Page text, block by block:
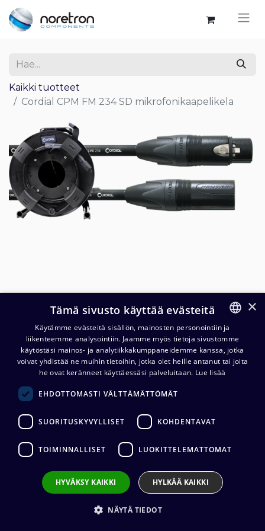
Kaikki tuotteet
Cordial CPM FM 234 SD mikrofonikaapelikela
Cordial CPM FM 234 SD
mikrofonikaapelikela
323,40
Liittimet
1 x XLR3 (uros) / 1 x XLR3 (naaras)
Kaapelin valmistaja:Cordial
Johtimet
2 x 0.34 mm²
Kaapelin pituus
50 m, 75 m, 100 m
KAAPELIN PITUUS
FINNISH
ENGLISH
×
Tämä sivusto käyttää evästeitä
Käytämme evästeitä sisällön, mainosten personointiin ja
liikenteemme analysointiin. Jaamme myös tietoja sivustomme
käytöstäsi mainos- ja analytiikkakumppaneidemme kanssa, jotka
voivat yhdistää ne muihin tietoihin, jotka olet heille antanut tai joita
he ovat keränneet käyttäessäsi palveluitaan. Lue lisää
EHDOTTOMASTI VÄLTTÄMÄTTÖMÄT
SUORITUSKYVYLLISET KOHDENTAVAT
TOIMINNALLISET LUOKITTELEMATTOMAT
HYVÄKSY KAIKKI HYLKÄÄ KAIKKI
NÄYTÄ TIEDOT